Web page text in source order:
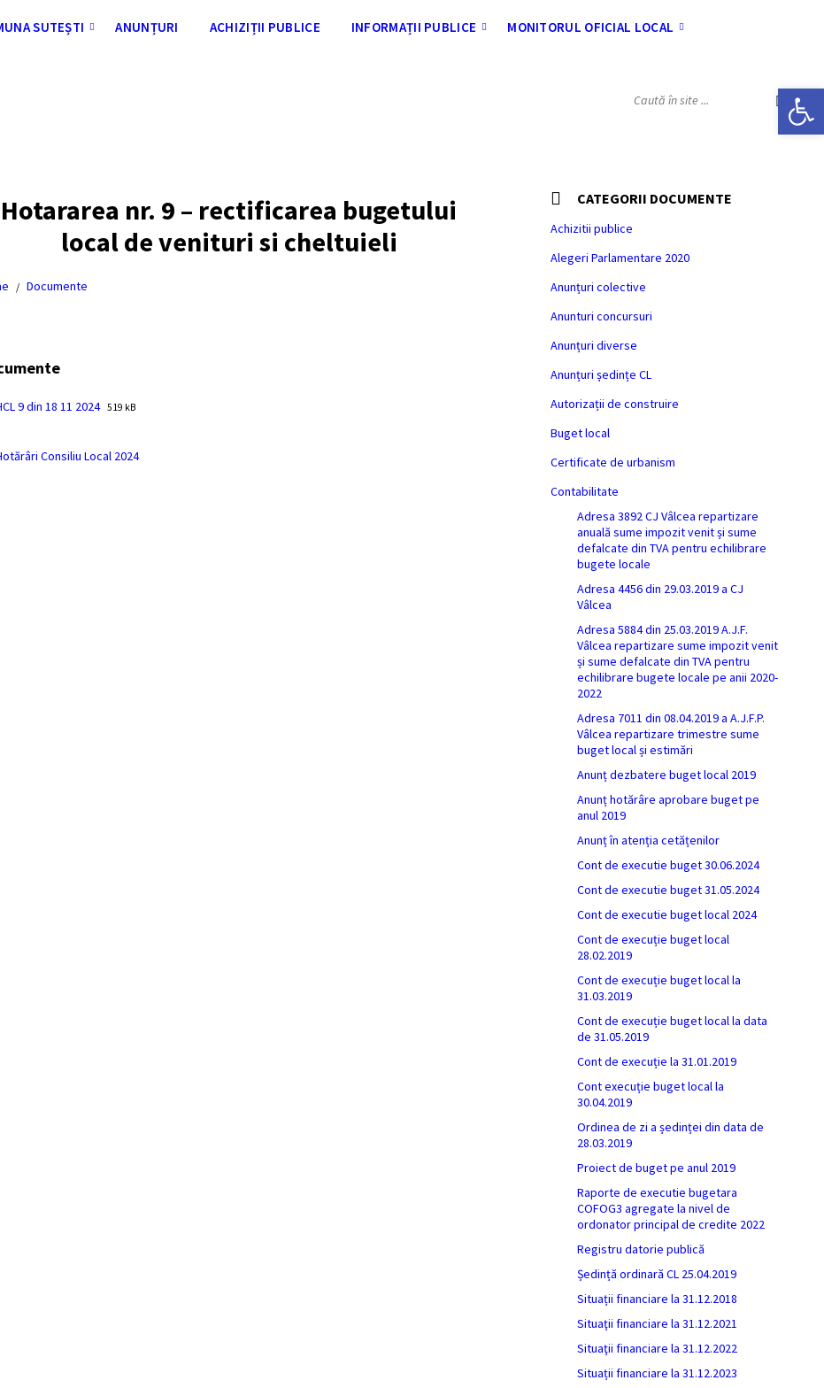
SUTEȘTI ANUNȚURI ACHIZIȚII PUBLICE INFORMAȚII PUBLICE MONITORUL OFICIAL LOCAL
Hotararea nr. 9 – rectificarea bugetului
local de venituri si cheltuieli
/ Documente
9 din 18 11 2024 File
File
519 kB
Consiliu Local 2024
CATEGORII DOCUMENTE
Achizitii publice
Alegeri Parlamentare 2020
Anunțuri colective
Anunturi concursuri
Anunțuri diverse
Anunțuri ședințe CL
Autorizații de construire
Buget local
Certificate de urbanism
Contabilitate
Adresa 3892 CJ Vâlcea repartizare
anuală sume impozit venit și sume
defalcate din TVA pentru echilibrare
bugete locale
Adresa 4456 din 29.03.2019 a CJ
Vâlcea
Adresa 5884 din 25.03.2019 A.J.F.
Vâlcea repartizare sume impozit venit
și sume defalcate din TVA pentru
echilibrare bugete locale pe anii 2020-
2022
Adresa 7011 din 08.04.2019 a A.J.F.P.
Vâlcea repartizare trimestre sume
buget local și estimări
Anunț dezbatere buget local 2019
Anunț hotărâre aprobare buget pe
anul 2019
Anunț în atenția cetățenilor
Cont de executie buget 30.06.2024
Cont de executie buget 31.05.2024
Cont de executie buget local 2024
Cont de execuție buget local
28.02.2019
Cont de execuție buget local la
31.03.2019
Cont de execuție buget local la data
de 31.05.2019
Cont de execuție la 31.01.2019
Cont execuție buget local la
30.04.2019
Ordinea de zi a ședinței din data de
28.03.2019
Proiect de buget pe anul 2019
Raporte de executie bugetara
COFOG3 agregate la nivel de
ordonator principal de credite 2022
Registru datorie publică
Ședință ordinară CL 25.04.2019
Situații financiare la 31.12.2018
Situaţii financiare la 31.12.2021
Situaţii financiare la 31.12.2022
Situații financiare la 31.12.2023
Deschide bara de unelte